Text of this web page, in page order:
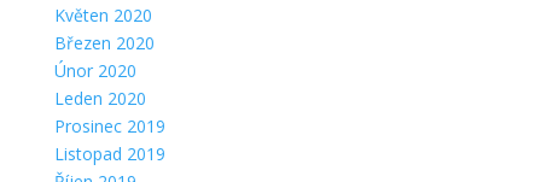
Květen 2020
Březen 2020
Únor 2020
Leden 2020
Prosinec 2019
Listopad 2019